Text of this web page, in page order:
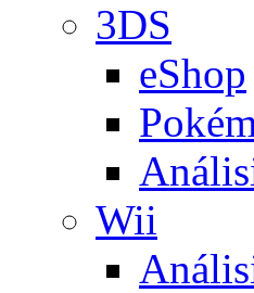
3DS
eShop
Wii